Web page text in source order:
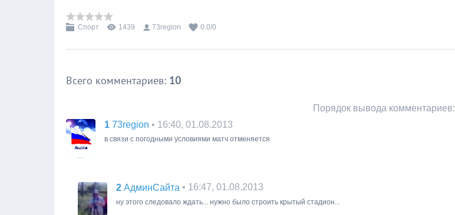
Спорт 1439 73region 0.0/0
Всего комментариев: 10
Порядок вывода комментариев:
1 73region • 16:40, 01.08.2013
в связи с погодными условиями матч отменяется
2 АдминСайта • 16:47, 01.08.2013
ну этого следовало ждать... нужно было строить крытый стадион...